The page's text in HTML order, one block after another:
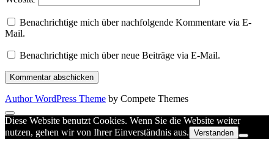
Benachrichtige mich über nachfolgende Kommentare via E-
Mail.
Benachrichtige mich über neue Beiträge via E-Mail.
Author WordPress Theme by Compete Themes
Scroll
to
the
Diese Website benutzt Cookies. Wenn Sie die Website weiter
nutzen, gehen wir von Ihrer Einverständnis aus. Verstanden